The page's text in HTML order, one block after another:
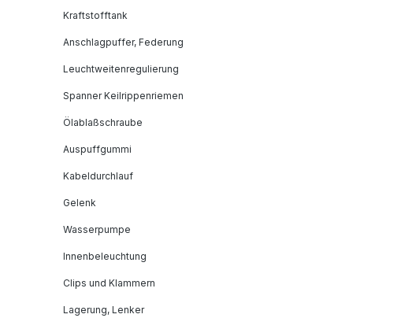
Kraftstofftank
Anschlagpuffer, Federung
Leuchtweitenregulierung
Spanner Keilrippenriemen
Ölablaßschraube
Auspuffgummi
Kabeldurchlauf
Gelenk
Wasserpumpe
Innenbeleuchtung
Clips und Klammern
Lagerung, Lenker